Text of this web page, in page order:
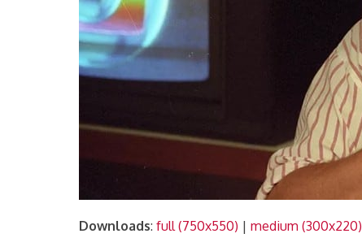
Downloads: full (750x550) | medium (300x220)